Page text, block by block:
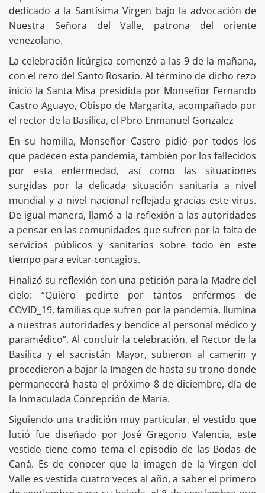
dedicado a la Santísima Virgen bajo la advocación de
Nuestra Señora del Valle, patrona del oriente
venezolano.
La celebración litúrgica comenzó a las 9 de la mañana,
con el rezo del Santo Rosario. Al término de dicho rezo
inició la Santa Misa presidida por Monseñor Fernando
Castro Aguayo, Obispo de Margarita, acompañado por
el rector de la Basílica, el Pbro Enmanuel Gonzalez
En su homilía, Monseñor Castro pidió por todos los
que padecen esta pandemia, también por los fallecidos
por esta enfermedad, así como las situaciones
surgidas por la delicada situación sanitaria a nivel
mundial y a nivel nacional reflejada gracias este virus.
De igual manera, llamó a la reflexión a las autoridades
a pensar en las comunidades que sufren por la falta de
servicios públicos y sanitarios sobre todo en este
tiempo para evitar contagios.
Finalizó su reflexión con una petición para la Madre del
cielo: “Quiero pedirte por tantos enfermos de
COVID_19, familias que sufren por la pandemia. Ilumina
a nuestras autoridades y bendice al personal médico y
paramédico”. Al concluir la celebración, el Rector de la
Basílica y el sacristán Mayor, subieron al camerin y
procedieron a bajar la Imagen de hasta su trono donde
permanecerá hasta el próximo 8 de diciembre, día de
la Inmaculada Concepción de María.
Siguiendo una tradición muy particular, el vestido que
lució fue diseñado por José Gregorio Valencia, este
vestido tiene como tema el episodio de las Bodas de
Caná. Es de conocer que la imagen de la Virgen del
Valle es vestida cuatro veces al año, a saber el primero